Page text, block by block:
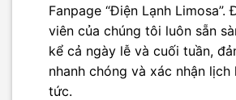
Fanpage “Điện Lạnh
viên của chúng tôi luôn sẵn
kể cả ngày lễ và cuối tuần,
nhanh chóng và xác nhận lịch
tức.